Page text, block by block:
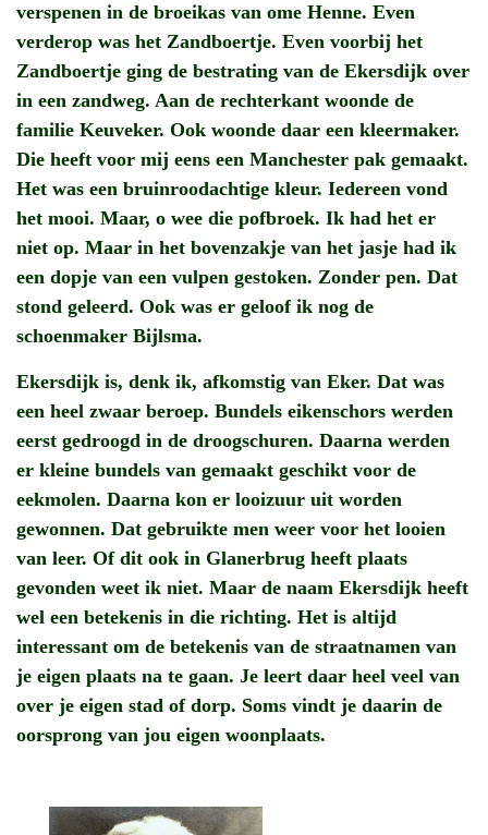
verspenen in de broeikas van ome Henne. Even
verderop was het Zandboertje. Even voorbij het
Zandboertje ging de bestrating van de Ekersdijk over
in een zandweg. Aan de rechterkant woonde de
familie Keuveker. Ook woonde daar een kleermaker.
Die heeft voor mij eens een Manchester pak gemaakt.
Het was een bruinroodachtige kleur. Iedereen vond
het mooi. Maar, o wee die pofbroek. Ik had het er
niet op. Maar in het bovenzakje van het jasje had ik
een dopje van een vulpen gestoken. Zonder pen. Dat
stond geleerd. Ook was er geloof ik nog de
schoenmaker Bijlsma.
Ekersdijk is, denk ik, afkomstig van Eker. Dat was
een heel zwaar beroep. Bundels eikenschors werden
eerst gedroogd in de droogschuren. Daarna werden
er kleine bundels van gemaakt geschikt voor de
eekmolen. Daarna kon er looizuur uit worden
gewonnen. Dat gebruikte men weer voor het looien
van leer. Of dit ook in Glanerbrug heeft plaats
gevonden weet ik niet. Maar de naam Ekersdijk heeft
wel een betekenis in die richting. Het is altijd
interessant om de betekenis van de straatnamen van
je eigen plaats na te gaan. Je leert daar heel veel van
over je eigen stad of dorp. Soms vindt je daarin de
oorsprong van jou eigen woonplaats.